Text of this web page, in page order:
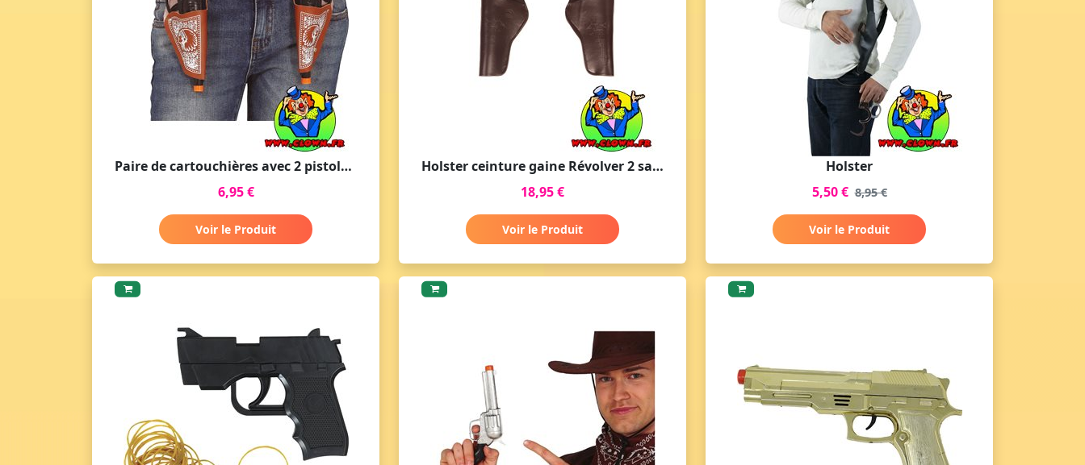
Paire de cartouchières avec 2 pistolets
6,95 €
Voir le Produit
Holster ceinture gaine Révolver 2 sacs marron
18,95 €
Voir le Produit
Holster
5,50 € 8,95 €
Voir le Produit